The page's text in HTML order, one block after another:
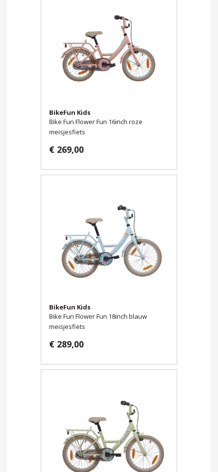
BikeFun Kids
Bike Fun Flower Fun 16inch roze
meisjesfiets
€ 269,00
BikeFun Kids
Bike Fun Flower Fun 18inch blauw
meisjesfiets
€ 289,00